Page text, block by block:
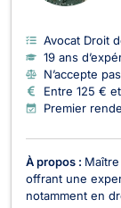
Avocat Droit
19 ans
N’accepte
Entre 125 €
Premier
À propos :
offrant une
notamment en